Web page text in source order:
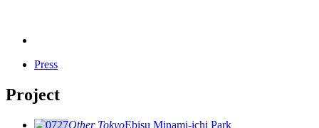
Press
Project
Other TokyoEbisu Minami-ichi Park